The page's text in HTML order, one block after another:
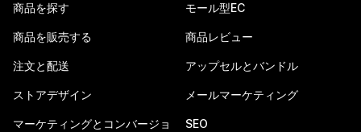
商品を探す
商品を販売する
注文と配送
ストアデザイン
マーケティングとコンバージョ
モール型EC
商品レビュー
アップセルとバンドル
メールマーケティング
SEO